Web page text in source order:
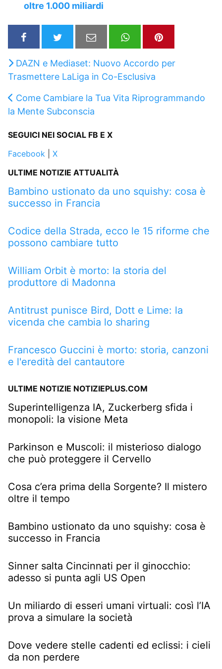
oltre 1.000 miliardi
DAZN e Mediaset: Nuovo Accordo per
Trasmettere LaLiga in Co-Esclusiva
Come Cambiare la Tua Vita Riprogrammando
la Mente Subconscia
SEGUICI NEI SOCIAL FB E X
Facebook
X
ULTIME NOTIZIE ATTUALITÀ
Bambino ustionato da uno squishy: cosa è
successo in Francia
Codice della Strada, ecco le 15 riforme che
possono cambiare tutto
William Orbit è morto: la storia del
produttore di Madonna
Antitrust punisce Bird, Dott e Lime: la
vicenda che cambia lo sharing
Francesco Guccini è morto: storia, canzoni
e l'eredità del cantautore
ULTIME NOTIZIE NOTIZIEPLUS.COM
Superintelligenza IA, Zuckerberg sfida i
monopoli: la visione Meta
Parkinson e Muscoli: il misterioso dialogo
che può proteggere il Cervello
Cosa c’era prima della Sorgente? Il mistero
oltre il tempo
Bambino ustionato da uno squishy: cosa è
successo in Francia
Sinner salta Cincinnati per il ginocchio:
adesso si punta agli US Open
Un miliardo di esseri umani virtuali: così l’IA
prova a simulare la società
Dove vedere stelle cadenti ed eclissi: i cieli
da non perdere